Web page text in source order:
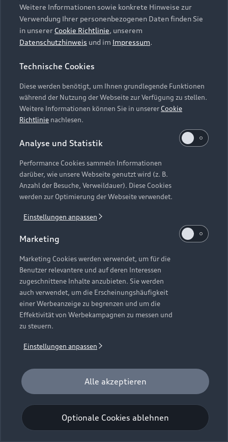
Weitere Informationen sowie konkrete Hinweise zur
Verwendung Ihrer personenbezogenen Daten finden Sie
in unserer Cookie Richtlinie, unserem
Datenschutzhinweis und im Impressum.
Technische Cookies
Diese werden benötigt, um Ihnen grundlegende Funktionen
während der Nutzung der Webseite zur Verfügung zu stellen.
Weitere Informationen können Sie in unsererCookie
Richtlinie nachlesen.
Analyse und Statistik
Performance Cookies sammeln Informationen
darüber, wie unsere Webseite genutzt wird (z. B.
Anzahl der Besuche, Verweildauer). Diese Cookies
werden zur Optimierung der Webseite verwendet.
Einstellungen anpassen
Marketing
Marketing Cookies werden verwendet, um für die
Benutzer relevantere und auf deren Interessen
zugeschnittene Inhalte anzubieten. Sie werden
auch verwendet, um die Erscheinungshäufigkeit
einer Werbeanzeige zu begrenzen und um die
Effektivität von Werbekampagnen zu messen und
zu steuern.
Einstellungen anpassen
Optionale Cookies ablehnen
Alle akzeptieren